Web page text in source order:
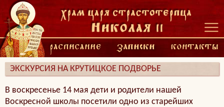
ЭКСКУРСИЯ НА КРУТИЦКОЕ ПОДВОРЬЕ
В воскресенье 14 мая дети и родители нашей
Воскресной школы посетили одно из старейших